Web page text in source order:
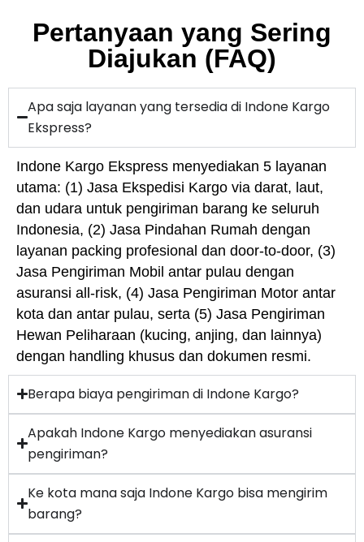
Pertanyaan yang Sering
Diajukan (FAQ)
Apa saja layanan yang tersedia di Indone Kargo
Ekspress?
Indone Kargo Ekspress menyediakan 5 layanan
utama: (1) Jasa Ekspedisi Kargo via darat, laut,
dan udara untuk pengiriman barang ke seluruh
Indonesia, (2) Jasa Pindahan Rumah dengan
layanan packing profesional dan door-to-door, (3)
Jasa Pengiriman Mobil antar pulau dengan
asuransi all-risk, (4) Jasa Pengiriman Motor antar
kota dan antar pulau, serta (5) Jasa Pengiriman
Hewan Peliharaan (kucing, anjing, dan lainnya)
dengan handling khusus dan dokumen resmi.
Berapa biaya pengiriman di Indone Kargo?
Apakah Indone Kargo menyediakan asuransi
pengiriman?
Ke kota mana saja Indone Kargo bisa mengirim
barang?